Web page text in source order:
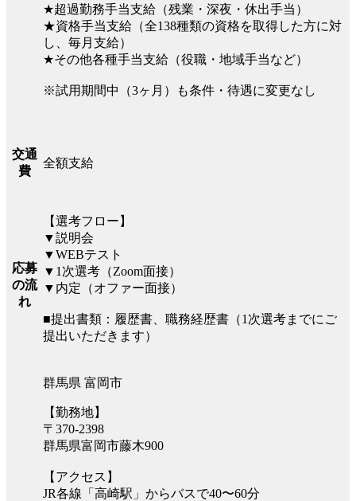
★超過勤務手当支給（残業・深夜・休出手当）
★資格手当支給（全138種類の資格を取得した方に対
し、毎月支給）
★その他各種手当支給（役職・地域手当など）
※試用期間中（3ヶ月）も条件・待遇に変更なし
交通
費
全額支給
応募
の流
れ
【選考フロー】
▼説明会
▼WEBテスト
▼1次選考（Zoom面接）
▼内定（オファー面接）
■提出書類：履歴書、職務経歴書（1次選考までにご
提出いただきます）
群馬県 富岡市
【勤務地】
〒370-2398
群馬県富岡市藤木900
【アクセス】
JR各線「高崎駅」からバスで40〜60分